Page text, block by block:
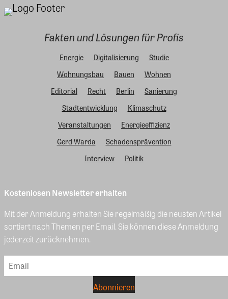
Fakten und Lösungen für Profis
Energie Digitalisierung
Studie
Wohnungsbau
Bauen
Wohnen
Editorial
Recht Berlin
Sanierung
Stadtentwicklung
Klimaschutz
Veranstaltungen
Energieeffizienz
Gerd Warda
Schadensprävention
Interview
Politik
Kostenlosen Newsletter erhalten
Mit der Anmeldung erhalten Sie regelmäßig die neusten Artikel
sortiert nach Themen per Email. Sie können diese Anmeldung
jederzeit zurücknehmen.